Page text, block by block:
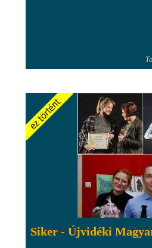
Siker - Újvidéki